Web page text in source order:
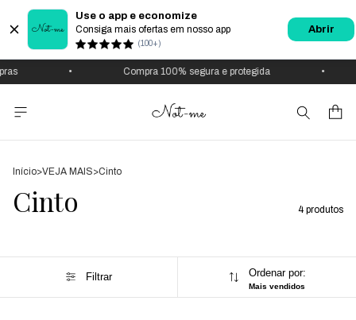
Use o app e economize
Consiga mais ofertas em nosso app
(100+)
Abrir
Compra 100% segura e protegida
Início>VEJA MAIS>Cinto
Cinto 4 produtos
Filtrar Ordenar por:
Mais vendidos